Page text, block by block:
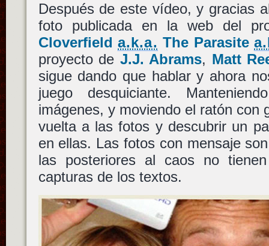
Después de este vídeo, y gracias
foto publicada en la web del
Cloverfielda.k.a. The Parasite
proyecto de J.J. Abrams, Matt
sigue dando que hablar y ahora
juego desquiciante.
imágenes, y moviendo el ratón con
vuelta a las fotos y descubrir un
en ellas. Las fotos con mensaje
las posteriores al caos no
capturas de los textos.